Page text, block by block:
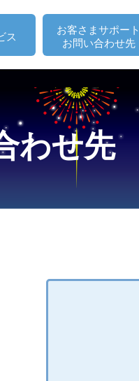
ス
お客さまサポート
お問い合わせ先
わせ先